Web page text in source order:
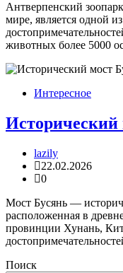
Антверпенский
мире, является одной
животных более 5000
Интересное
Исторический
lazily
22.02.2026
0
Мост Бусянь —
расположенная в
провинции Хунань,
Поиск